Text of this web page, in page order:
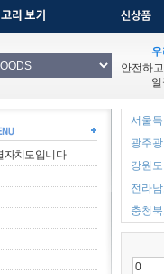
안전하
자치도입니다
서울
광주
강원
전라
충청